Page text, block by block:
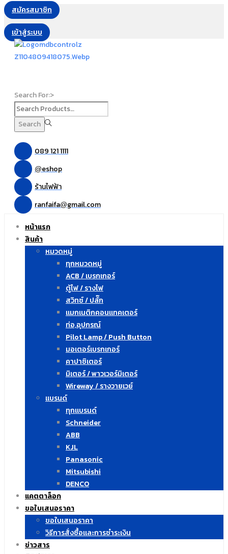
สมัครสมาชิก
เข้าสู่ระบบ
Search For:>
Search
089 121 1111
@eshop
ร้านไฟฟ้า
ranfaifa@gmail.com
หน้าแรก
สินค้า
หมวดหมู่
ทุกหมวดหมู่
ACB / เบรกเกอร์
ตู้ไฟ / รางไฟ
สวิทซ์ / ปลั๊ก
แมกเนติกคอนแทคเตอร์
ท่อ,อุปกรณ์
Pilot Lamp / Push Button
มอเตอร์เบรกเกอร์
คาปาซิเตอร์
มิเตอร์ / พาวเวอร์มิเตอร์
Wireway / รางวายเวย์
แบรนด์
ทุกแบรนด์
Schneider
ABB
KJL
Panasonic
Mitsubishi
DENCO
แคตตาล็อก
ขอใบเสนอราคา
ขอใบเสนอราคา
วิธีการสั่งซื้อและการชำระเงิน
ข่าวสาร